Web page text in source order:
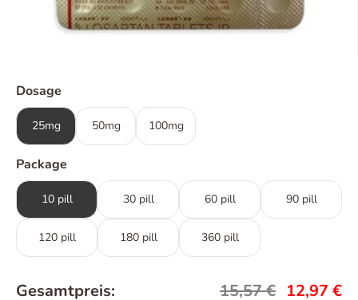
Dosage
25mg 50mg 100mg
Package
10 pill 30 pill 60 pill 90 pill
120 pill 180 pill 360 pill
Gesamtpreis: 15,57€ 12,97 €